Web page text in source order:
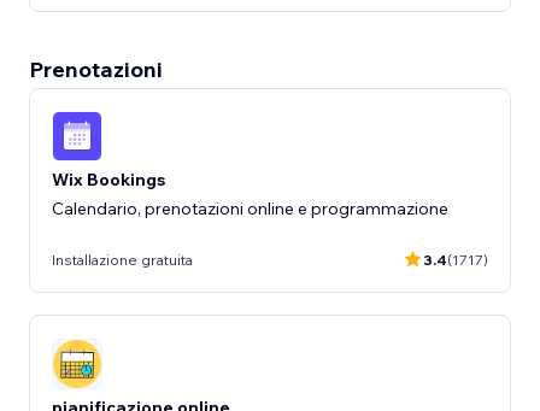
Prenotazioni
Wix Bookings
Calendario, prenotazioni online e programmazione
Installazione gratuita 3.4(1717)